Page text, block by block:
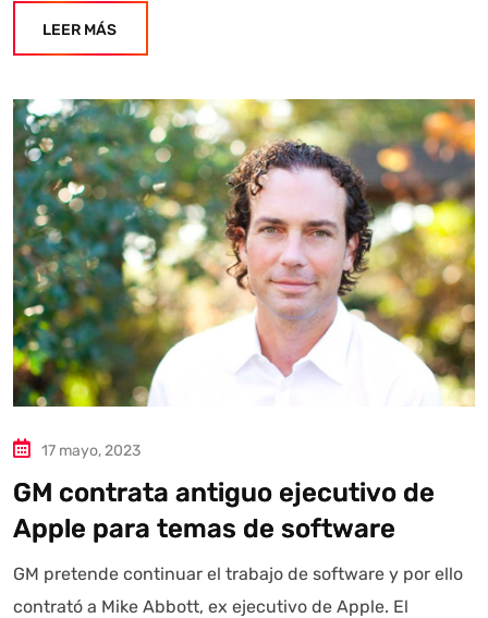
LEER MÁS
17 mayo, 2023
GM contrata antiguo ejecutivo de
Apple para temas de software
GM pretende continuar el trabajo de software y por ello
contrató a Mike Abbott, ex ejecutivo de Apple. El